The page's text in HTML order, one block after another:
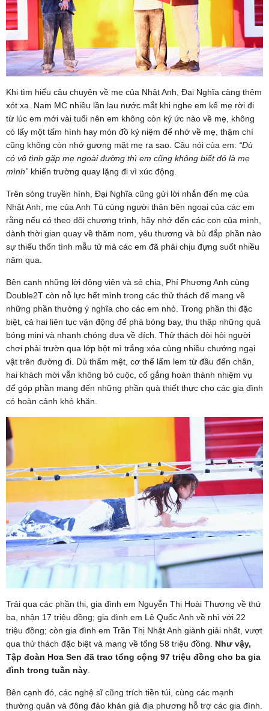
Khi tìm hiểu câu chuyện về mẹ của Nhật Anh, Đại Nghĩa càng thêm
xót xa. Nam MC nhiều lần lau nước mắt khi nghe em kể mẹ rời đi
từ lúc em mới vài tuổi nên em không còn ký ức nào về mẹ, không
có lấy một tấm hình hay món đồ kỷ niệm để nhớ về mẹ, thậm chí
cũng không còn nhớ gương mặt mẹ ra sao. Câu nói của em: “Dù
có vô tình gặp mẹ ngoài đường thì em cũng không biết đó là mẹ
mình” khiến trường quay lặng đi vì xúc động.
Trên sóng truyền hình, Đại Nghĩa cũng gửi lời nhắn đến mẹ của
Nhật Anh, mẹ của Anh Tú cùng người thân bên ngoại của các em
rằng nếu có theo dõi chương trình, hãy nhớ đến các con của mình,
dành thời gian quay về thăm nom, yêu thương và bù đắp phần nào
sự thiếu thốn tình mẫu tử mà các em đã phải chịu đựng suốt nhiều
năm qua.
Bên cạnh những lời động viên và sẻ chia, Phí Phương Anh cùng
Double2T còn nỗ lực hết mình trong các thử thách để mang về
những phần thưởng ý nghĩa cho các em nhỏ. Trong phần thi đặc
biệt, cả hai liên tục vận động để phá bóng bay, thu thập những quả
bóng mini và nhanh chóng đưa về đích. Thử thách đòi hỏi người
chơi phải trườn qua lớp bột mì trắng xóa cùng nhiều chướng ngại
vật trên đường đi. Dù thấm mệt, cơ thể lấm lem từ đầu đến chân,
hai khách mời vẫn không bỏ cuộc, cố gắng hoàn thành nhiệm vụ
để góp phần mang đến những phần quà thiết thực cho các gia đình
có hoàn cảnh khó khăn.
Trải qua các phần thi, gia đình em Nguyễn Thị Hoài Thương về thứ
ba, nhận 17 triệu đồng; gia đình em Lê Quốc Anh về nhì với 22
triệu đồng; còn gia đình em Trần Thị Nhật Anh giành giải nhất, vượt
qua thử thách đặc biệt và mang về tổng 58 triệu đồng. Như vậy,
Tập đoàn Hoa Sen đã trao tổng cộng 97 triệu đồng cho ba gia
đình trong tuần này
Bên cạnh đó, các nghệ sĩ cũng trích tiền túi, cùng các mạnh
thường quân và đông đảo khán giả địa phương hỗ trợ các gia đình.